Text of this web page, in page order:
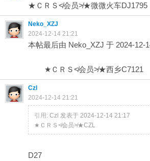
★ＣＲＳ≮会员≯★微微火车DJ1795
Neko_XZJ
2024-12-14 21:21
本帖最后由 Neko_XZJ 于 2024-12-
★ＣＲＳ≮会员≯★西乡C7121
Czl
2024-12-14 21:21
引用: Czl 发表于 2024-12-14 21:17
★ＣＲＳ≮会员≯★CZL
D27